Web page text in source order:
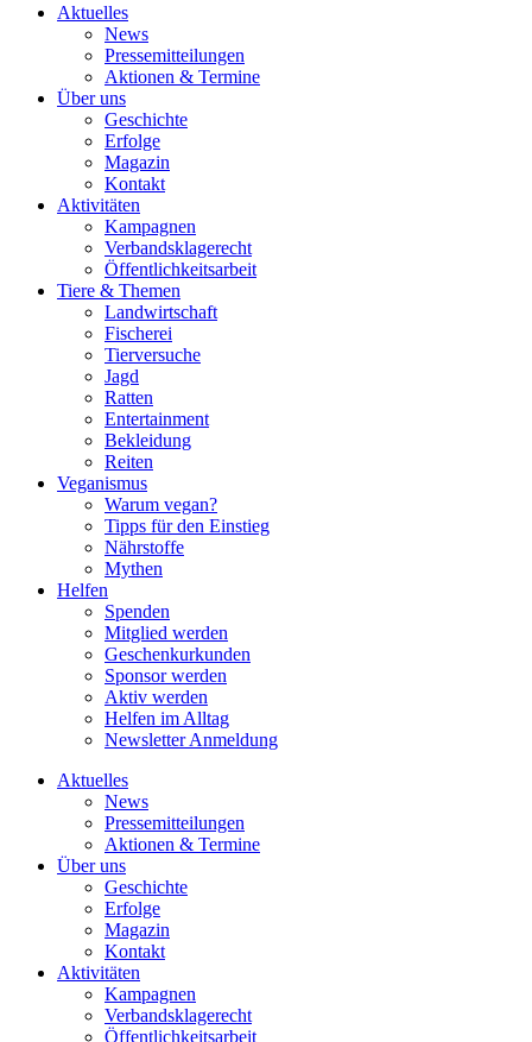
Aktuelles
News
Pressemitteilungen
Aktionen & Termine
Über uns
Geschichte
Erfolge
Magazin
Kontakt
Aktivitäten
Kampagnen
Verbandsklagerecht
Öffentlichkeitsarbeit
Tiere & Themen
Landwirtschaft
Fischerei
Tierversuche
Jagd
Ratten
Entertainment
Bekleidung
Reiten
Veganismus
Warum vegan?
Tipps für den Einstieg
Nährstoffe
Mythen
Helfen
Spenden
Mitglied werden
Geschenkurkunden
Sponsor werden
Aktiv werden
Helfen im Alltag
Newsletter Anmeldung
Aktuelles
News
Pressemitteilungen
Aktionen & Termine
Über uns
Geschichte
Erfolge
Magazin
Kontakt
Aktivitäten
Kampagnen
Verbandsklagerecht
Öffentlichkeitsarbeit